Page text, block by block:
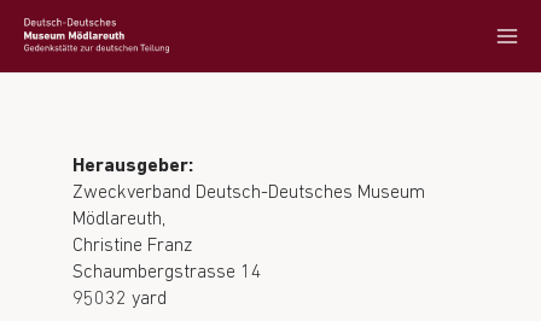
Herausgeber:
Zweckverband Deutsch-Deutsches Museum
Mödlareuth,
Christine Franz
Schaumbergstrasse 14
95032 yard